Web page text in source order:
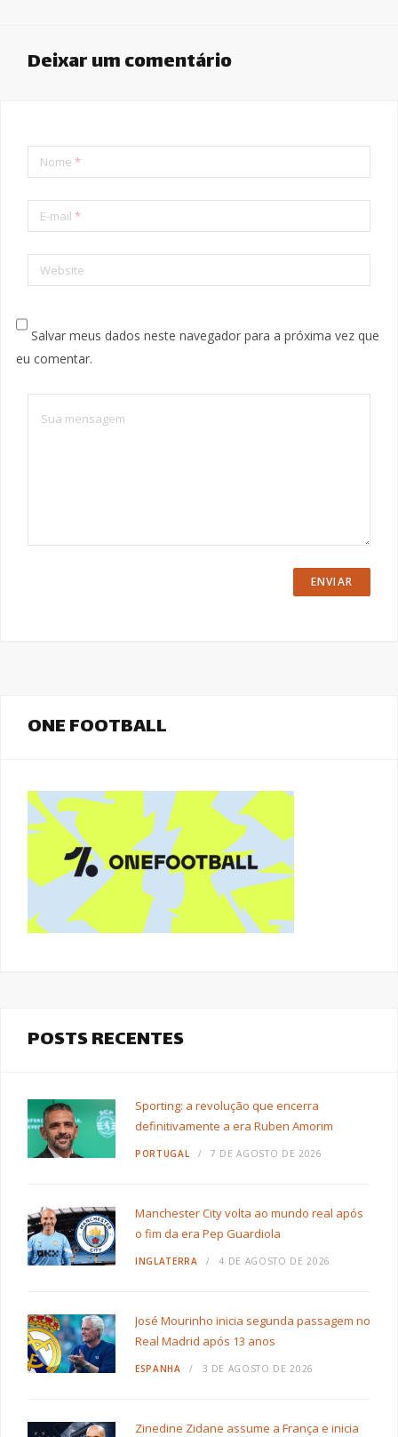
Deixar um comentário
Nome *
E-mail *
Website
Salvar meus dados neste navegador para a próxima vez que
eu comentar.
ONE FOOTBALL
POSTS RECENTES
Sporting: a revolução que encerra
definitivamente a era Ruben Amorim
PORTUGAL 7 DE AGOSTO DE 2026
Manchester City volta ao mundo real após
o fim da era Pep Guardiola
INGLATERRA 4 DE AGOSTO DE 2026
José Mourinho inicia segunda passagem no
Real Madrid após 13 anos
ESPANHA 3 DE AGOSTO DE 2026
Zinedine Zidane assume a França e inicia